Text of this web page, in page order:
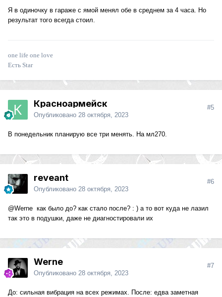
Я в одиночку в гараже с ямой менял обе в среднем за 4 часа. Но
результат того всегда стоил.
one life one love
Есть Star
Красноармейск
Опубликовано 28 октября, 2023
#5
В понедельник планирую все три менять. На мл270.
reveant
Опубликовано 28 октября, 2023
#6
@Werne как было до? как стало после? : ) а то вот куда не лазил
так это в подушки, даже не диагностировали их
Werne
Опубликовано 28 октября, 2023
#7
До: сильная вибрация на всех режимах. После: едва заметная